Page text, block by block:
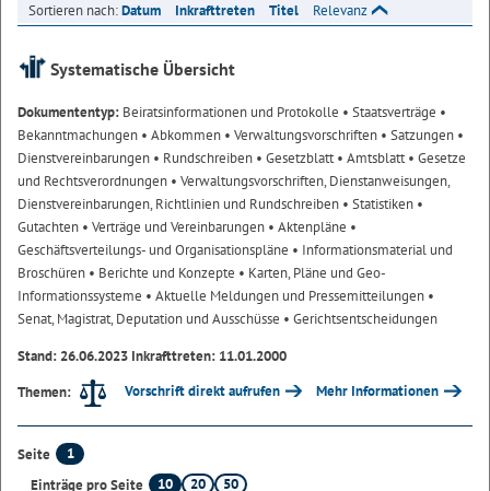
Sortieren nach:Datum Inkrafttreten Titel Relevanz
Systematische Übersicht
Dokumententyp: Beiratsinformationen und Protokolle • Staatsverträge •
Bekanntmachungen • Abkommen • Verwaltungsvorschriften • Satzungen •
Dienstvereinbarungen • Rundschreiben • Gesetzblatt• Amtsblatt• Gesetze
und Rechtsverordnungen • Verwaltungsvorschriften, Dienstanweisungen,
Dienstvereinbarungen, Richtlinien und Rundschreiben • Statistiken •
Gutachten • Verträge und Vereinbarungen • Aktenpläne •
Geschäftsverteilungs- und Organisationspläne • Informationsmaterial und
Broschüren • Berichte und Konzepte • Karten, Pläne und Geo-
Informationssysteme • Aktuelle Meldungen und Pressemitteilungen •
Senat, Magistrat, Deputation und Ausschüsse • Gerichtsentscheidungen
Stand: 26.06.2023 Inkrafttreten: 11.01.2000
Themen:
Vorschrift direkt aufrufen Mehr Informationen
Seite
1
Einträge pro Seite
10 20 50